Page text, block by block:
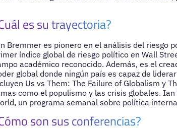
es su trayectoria?
Bremmer es pionero en el análisis del riesgo
índice global de riesgo político en Wall
académico reconocido. Además, es el
global donde ningún país es capaz de
Us vs Them: The Failure of Globalism y
como el populismo y las crisis globales.
un programa semanal sobre política
son sus conferencias?